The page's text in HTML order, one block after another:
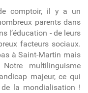
comptoir, il y a un
parents dans
l’éducation - de leurs
facteurs sociaux.
à Saint-Martin mais
multilinguisme
majeur, ce qui
de la mondialisation !